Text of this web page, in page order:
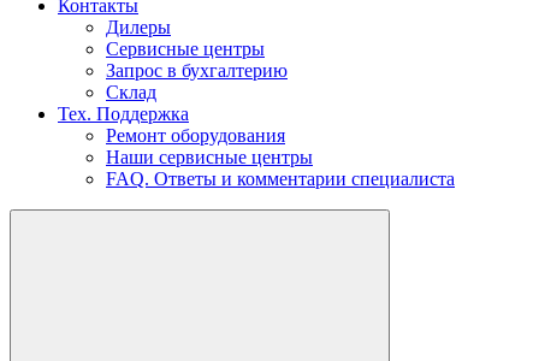
Контакты
Дилеры
Сервисные центры
Запрос в бухгалтерию
Склад
Тех. Поддержка
Ремонт оборудования
Наши сервисные центры
FAQ. Ответы и комментарии специалиста